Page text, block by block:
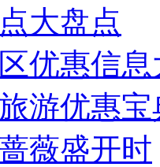
大盘点
优惠信
游优惠宝
薇盛开时